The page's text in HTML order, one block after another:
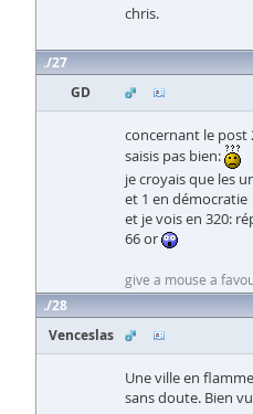
chris.
27
GD
concernant le post
saisis pas bien:
je croyais que les
et 1 en démocratie
et je vois en 320:
66 or
give a mouse a
28
Venceslas
Une ville en
sans doute. Bien